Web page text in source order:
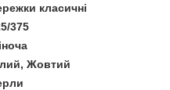
класичні
375
Жовтий